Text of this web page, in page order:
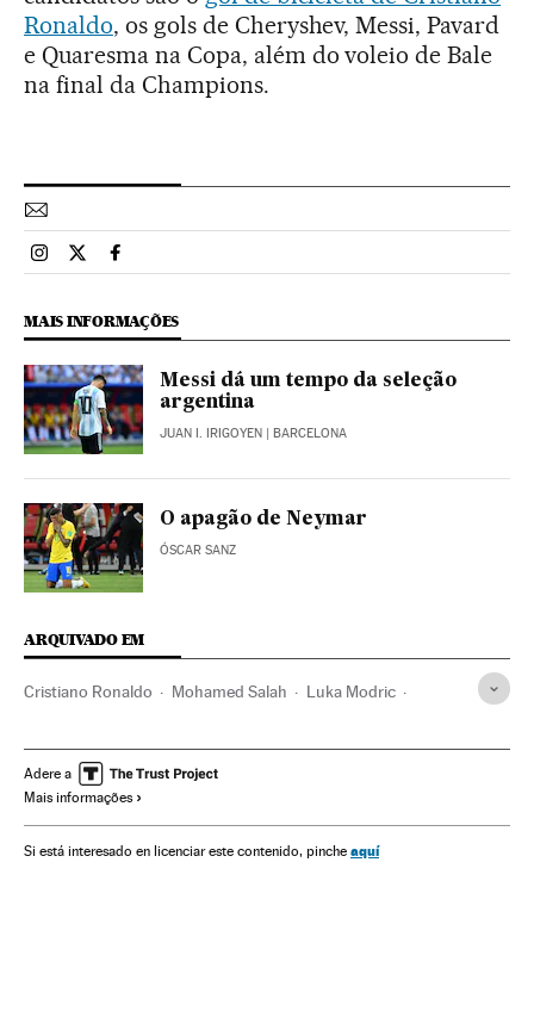
Ronaldo, os gols de Cheryshev, Messi, Pavard
e Quaresma na Copa, além do voleio de Bale
na final da Champions.
Esportes El País Brasil en Instagram
Esportes El País Brasil en Twitter
Esportes El País Brasil en Facebook
MAIS INFORMAÇÕES
Messi dá um tempo da seleção
argentina
JUAN I. IRIGOYEN | BARCELONA
O apagão de Neymar
ÓSCAR SANZ
ARQUIVADO EM
Cristiano Ronaldo Mohamed Salah Luka Modric
Prêmios esportivos Jogadores
Clubes futebol
Futebol América do Sul América Latina
Adere a
Mais informações
Si está interesado en licenciar este contenido, pinche aquí